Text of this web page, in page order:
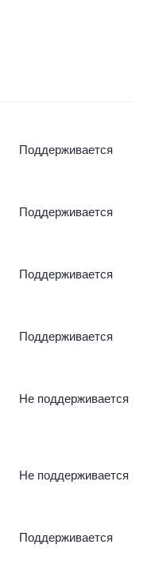
Поддерживается
Поддерживается
Поддерживается
Поддерживается
Не поддерживается
Не поддерживается
Поддерживается